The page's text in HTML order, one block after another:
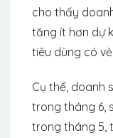
cho thấy
tăng ít hơn dự
tiêu dùng có
Cụ thể, doanh
trong tháng 6,
trong tháng 5,